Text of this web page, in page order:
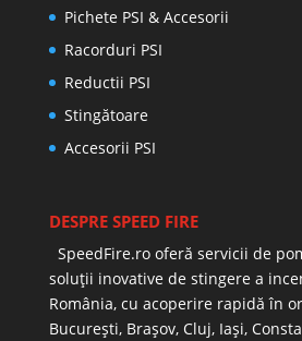
Pichete PSI & Accesorii
Racorduri PSI
Reductii PSI
Stingătoare
Accesorii PSI
DESPRE SPEED FIRE
SpeedFire.ro oferă servicii de
soluții inovative de stingere a
România, cu acoperire rapidă în
București, Brașov, Cluj, Iași,